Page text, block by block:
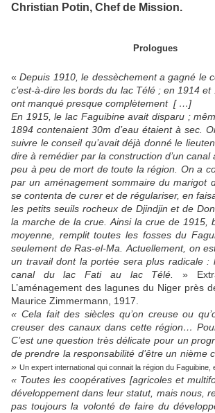
Christian Potin, Chef de Mission.
Prologues
«Depuis 1910, le dessèchement a gagné le
c’est-à-dire les bords du lac Télé ; en 1914
ont manqué presque complètement [ …]
En 1915, le lac Faguibine avait disparu ;
1894 contenaient 30m d’eau étaient à sec.
suivre le conseil qu’avait déjà donné le
dire à remédier par la construction d’un canal
peu à peu de mort de toute la région. On a
par un aménagement sommaire du marigot
se contenta de curer et de régulariser, en
les petits seuils rocheux de Djindjin et de
la marche de la crue.Ainsi la crue de 1915,
moyenne, remplit toutes les fosses du
seulement de Ras-el-Ma.Actuellement, on
un travail dont la portée sera plus radicale :
canal du lac Fati au lac Télé.
»
L’aménagement des lagunes du Niger près
Maurice Zimmermann, 1917.
« Cela fait des siècles qu’on creuse ou
creuser des canaux dans cette région…
C’est une question très délicate pour un
de prendre la responsabilité d’être un nième
» Un expert international qui connait la région du Faguibine,
« Toutes les coopératives [agricoles et
développement dans leur statut, mais nous,
pas toujours la volonté de faire du